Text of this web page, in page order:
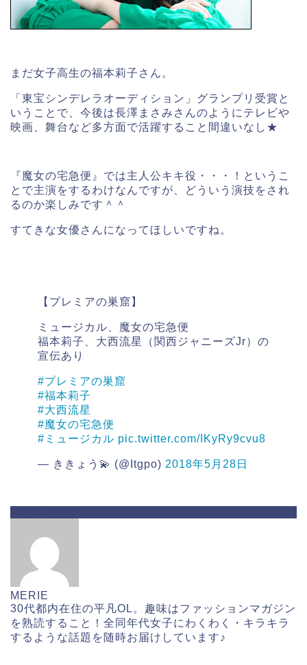
まだ女子高生の福本莉子さん。
「東宝シンデレラオーディション」グランプリ受賞と
いうことで、今後は長澤まさみさんのようにテレビや
映画、舞台など多方面で活躍すること間違いなし★
『魔女の宅急便』では主人公キキ役・・・！というこ
とで主演をするわけなんですが、どういう演技をされ
るのか楽しみです＾＾
すてきな女優さんになってほしいですね。
【プレミアの巣窟】
ミュージカル、魔女の宅急便
福本莉子、大西流星（関西ジャニーズJr）の
宣伝あり
#プレミアの巣窟
#福本莉子
#大西流星
#魔女の宅急便
#ミュージカル pic.twitter.com/IKyRy9cvu8
— ききょう💫 (@Itgpo) 2018年5月28日
MERIE
30代都内在住の平凡OL。趣味はファッションマガジン
を熟読すること！全同年代女子にわくわく・キラキラ
するような話題を随時お届けしています♪